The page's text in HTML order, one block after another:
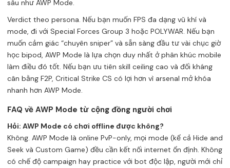
sâu như AWP Mode.
Verdict theo persona. Nếu bạn muốn FPS đa dạng vũ khí và
mode, đi với Special Forces Group 3 hoặc POLYWAR. Nếu bạn
muốn cảm giác “chuyên sniper” và sẵn sàng đầu tư vài chục giờ
học bipod, AWP Mode là lựa chọn duy nhất ở phân khúc mobile
làm điều đó tốt. Nếu bạn ưu tiên skill ceiling cao và đối kháng
cân bằng F2P, Critical Strike CS có lợi hơn vì arsenal mở khóa
nhanh hơn AWP Mode.
FAQ về AWP Mode từ cộng đồng người chơi
Hỏi: AWP Mode có chơi offline được không?
Không. AWP Mode là online PvP-only, mọi mode (kể cả Hide and
Seek và Custom Game) đều cần kết nối internet ổn định. Không
có chế độ campaign hay practice với bot độc lập, người mới chỉ